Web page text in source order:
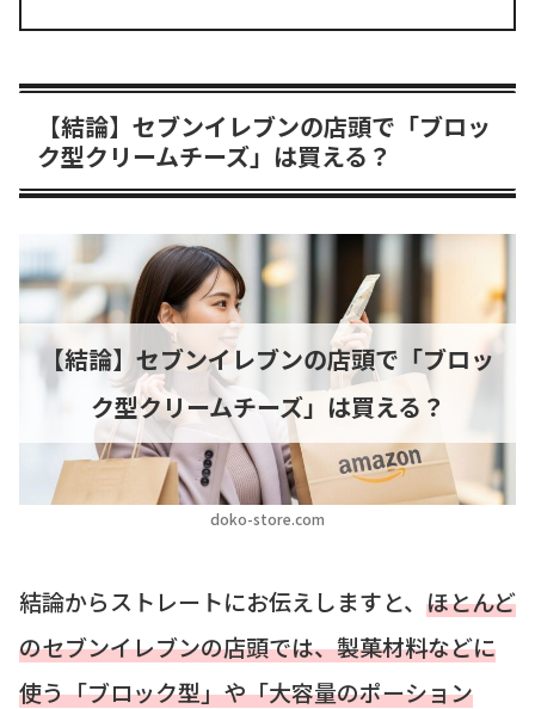
【結論】セブンイレブンの店頭で「ブロッ
ク型クリームチーズ」は買える？
doko-store.com
【結論】セブンイレブンの店頭で「ブロッ
ク型クリームチーズ」は買える？
結論からストレートにお伝えしますと、 ほとんど
のセブンイレブンの店頭では、製菓材料などに
使う「ブロック型」や「大容量のポーション